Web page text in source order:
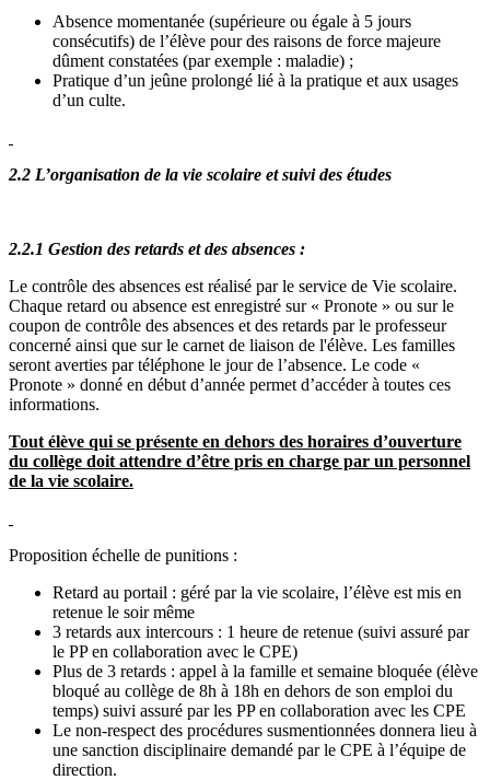
Absence momentanée (supérieure ou égale à 5 jours
consécutifs) de l’élève pour des raisons de force majeure
dûment constatées (par exemple : maladie) ;
Pratique d’un jeûne prolongé lié à la pratique et aux usages
d’un culte.
2.2 L’organisation de la vie scolaire etsuivides études
2.2.1 Gestion des retards et des absences :
Le contrôle des absences est réalisé par le service de Vie scolaire.
Chaque retard ou absence est enregistré sur « Pronote » ou sur le
coupon de contrôle des absences et des retards par le professeur
concerné ainsi que sur le carnet de liaison de l'élève. Les familles
seront averties par téléphone le jour de l’absence. Le code «
Pronote » donné en début d’année permet d’accéder à toutes ces
informations.
Tout élève qui se présente en dehors des horaires d’ouverture
du collège doit attendre d’être pris en charge par un personnel
de la vie scolaire.
Proposition échelle de punitions :
Retard au portail : géré par la vie scolaire, l’élève est mis en
retenue le soir même
3 retards aux intercours : 1 heure de retenue (suivi assuré par
le PP en collaboration avec le CPE)
Plus de 3 retards : appel à la famille et semaine bloquée (élève
bloqué au collège de 8h à 18h en dehors de son emploi du
temps) suivi assuré par les PP en collaboration avec les CPE
Le non-respect des procédures susmentionnées donnera lieu à
une sanction disciplinaire demandé par le CPE à l’équipe de
direction.